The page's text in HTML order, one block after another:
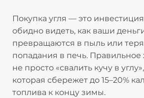
Покупка угля — это
обидно видеть, как ваши
превращаются в пыль или
попадания в печь.
не просто «свалить кучу в
которая сбережет до 15–20%
топлива к концу зимы.